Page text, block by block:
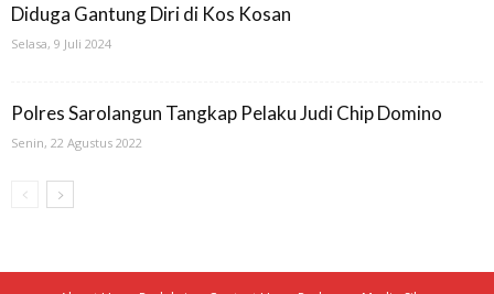
Diduga Gantung Diri di Kos Kosan
Selasa, 9 Juli 2024
Polres Sarolangun Tangkap Pelaku Judi Chip Domino
Senin, 22 Agustus 2022